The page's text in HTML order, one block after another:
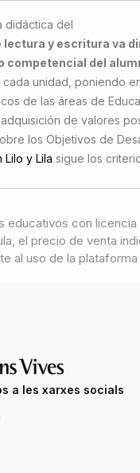
didáctica del
lectura y escritura va
competencial del
unidad, poniendo
de las áreas de
de valores
los Objetivos de
y Lila sigue los
educativos con licencia
el precio de venta
al uso de la plataforma
a les xarxes socials